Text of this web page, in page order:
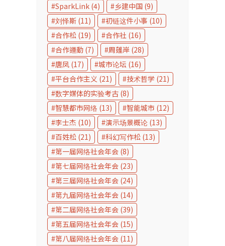
SparkLink (4) 乡建中国 (9)
刘怿斯 (11) 初链这件小事 (10)
合作松 (19) 合作社 (16)
合作運動 (7) 周蓬岸 (28)
唐凤 (17) 城市论坛 (16)
平台合作主义 (21) 技术哲学 (21)
数字媒体的实验考古 (8)
智慧都市网络 (13) 智能城市 (12)
李士杰 (10) 演示场景概论 (13)
百姓松 (21) 科幻写作松 (13)
第一届网络社会年会 (8)
第七届网络社会年会 (23)
第三届网络社会年会 (24)
第九届网络社会年会 (14)
第二届网络社会年会 (39)
第五届网络社会年会 (15)
第八届网络社会年会 (11)